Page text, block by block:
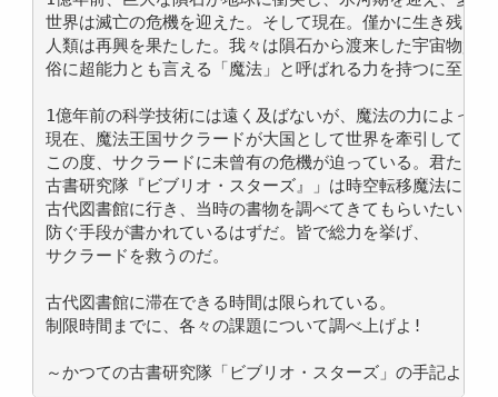
世界は滅亡の危機を迎えた。そして現在。僅かに生き残っ
人類は再興を果たした。我々は隕石から渡来した宇宙物質
俗に超能力とも言える「魔法」と呼ばれる力を持つに至っ
1億年前の科学技術には遠く及ばないが、魔法の力によって
現在、魔法王国サクラードが大国として世界を牽引してい
この度、サクラードに未曾有の危機が迫っている。君たち
古書研究隊『ビブリオ・スターズ』」は時空転移魔法によ
古代図書館に行き、当時の書物を調べてきてもらいたい。
防ぐ手段が書かれているはずだ。皆で総力を挙げ、
サクラードを救うのだ。
古代図書館に滞在できる時間は限られている。
制限時間までに、各々の課題について調べ上げよ!
～かつての古書研究隊「ビブリオ・スターズ」の手記より～